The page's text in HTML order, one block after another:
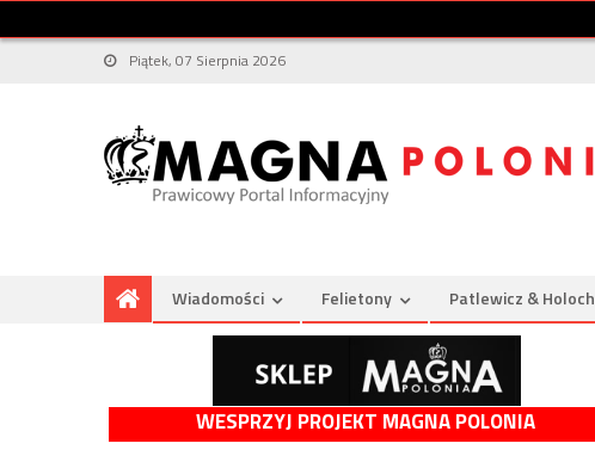
Piątek, 07 Sierpnia 2026
Wiadomości Felietony Patlewicz &
WESPRZYJ PROJEKT MAGNA POLONIA